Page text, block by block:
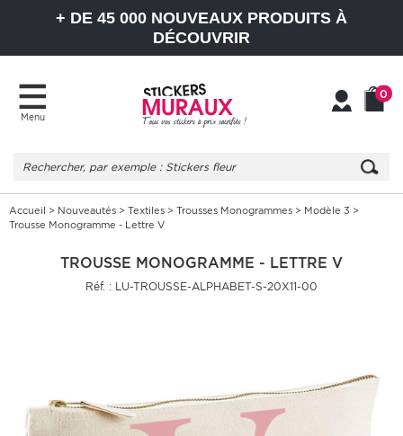
+ DE 45 000 NOUVEAUX PRODUITS À
DÉCOUVRIR
Menu
0
Accueil > Nouveautés > Textiles > Trousses Monogrammes > Modèle 3 >
Trousse Monogramme - Lettre V
TROUSSE MONOGRAMME - LETTRE V
Réf. : LU-TROUSSE-ALPHABET-S-20X11-00